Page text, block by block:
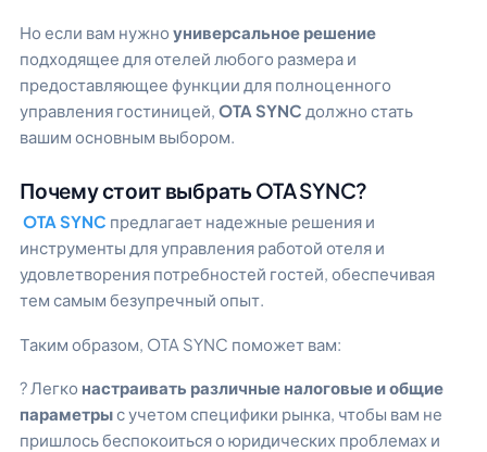
Но если вам нужно универсальное решение
подходящее для отелей любого размера и
предоставляющее функции для полноценного
управления гостиницей, OTA SYNC должно стать
вашим основным выбором.
Почему стоит выбрать OTA SYNC?
OTA SYNC предлагает надежные решения и
инструменты для управления работой отеля и
удовлетворения потребностей гостей, обеспечивая
тем самым безупречный опыт.
Таким образом, OTA SYNC поможет вам:
? Легко настраивать различные налоговые и общие
параметрыс учетом специфики рынка, чтобы вам не
пришлось беспокоиться о юридических проблемах и